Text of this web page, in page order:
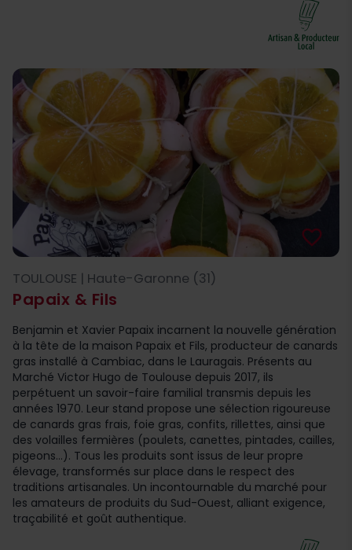
Papaix & Fils
favorite_border
TOULOUSE | Haute-Garonne (31)
Benjamin et Xavier Papaix incarnent la nouvelle génération
à la tête de la maison Papaix et Fils, producteur de canards
gras installé à Cambiac, dans le Lauragais. Présents au
Marché Victor Hugo de Toulouse depuis 2017, ils
perpétuent un savoir-faire familial transmis depuis les
années 1970. Leur stand propose une sélection rigoureuse
de canards gras frais, foie gras, confits, rillettes, ainsi que
des volailles fermières (poulets, canettes, pintades, cailles,
pigeons…). Tous les produits sont issus de leur propre
élevage, transformés sur place dans le respect des
traditions artisanales. Un incontournable du marché pour
les amateurs de produits du Sud-Ouest, alliant exigence,
traçabilité et goût authentique.